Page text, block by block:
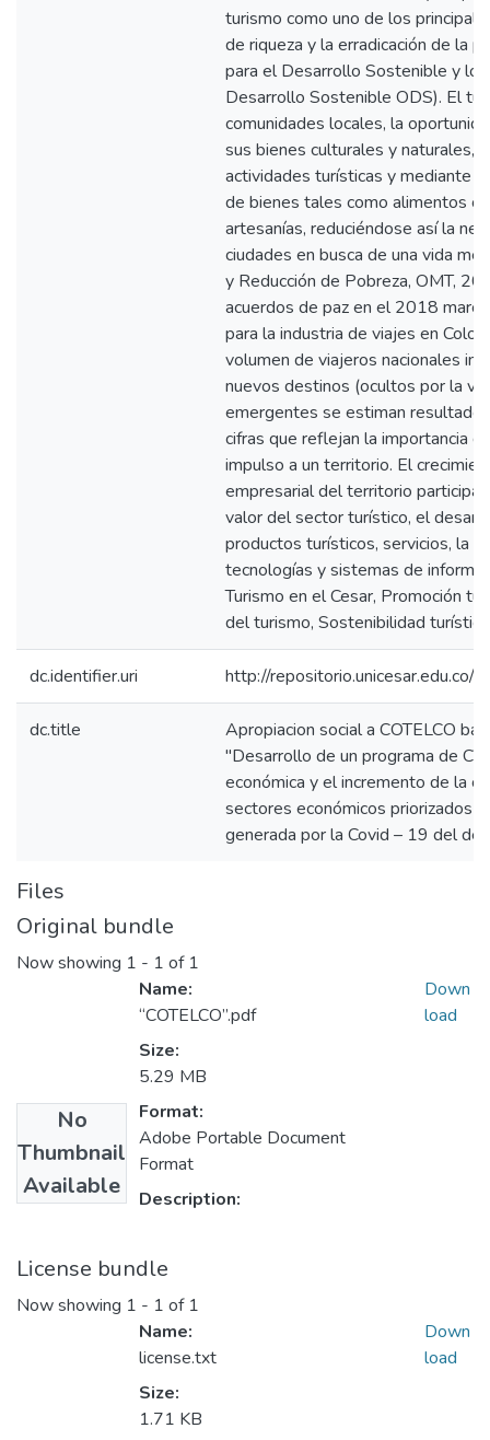
turismo como uno de los
de riqueza y la erradicación de la
para el Desarrollo Sostenible y
Desarrollo Sostenible ODS). El
comunidades locales, la
sus bienes culturales y naturales,
actividades turísticas y mediante
de bienes tales como alimentos o
artesanías, reduciéndose así la
ciudades en busca de una vida
y Reducción de Pobreza, OMT,
acuerdos de paz en el 2018
para la industria de viajes en
volumen de viajeros nacionales
nuevos destinos (ocultos por la
emergentes se estiman
cifras que reflejan la importancia
impulso a un territorio. El
empresarial del territorio
valor del sector turístico, el
productos turísticos, servicios, la
tecnologías y sistemas de
Turismo en el Cesar, Promoción
del turismo, Sostenibilidad
dc.identifier.uri http://
dc.title
Apropiacion social a COTELCO
"Desarrollo de un programa de
económica y el incremento de la
sectores económicos priorizados
generada por la Covid – 19 del
Files
Original bundle
Now showing 1 - 1 of 1
No
Thumbnail
Available
Name:
“COTELCO”.pdf
Size:
5.29 MB
Format:
Adobe Portable Document
Format
Description:
Down
load
License bundle
Now showing 1 - 1 of 1
Name:
license.txt
Size:
1.71 KB
Down
load